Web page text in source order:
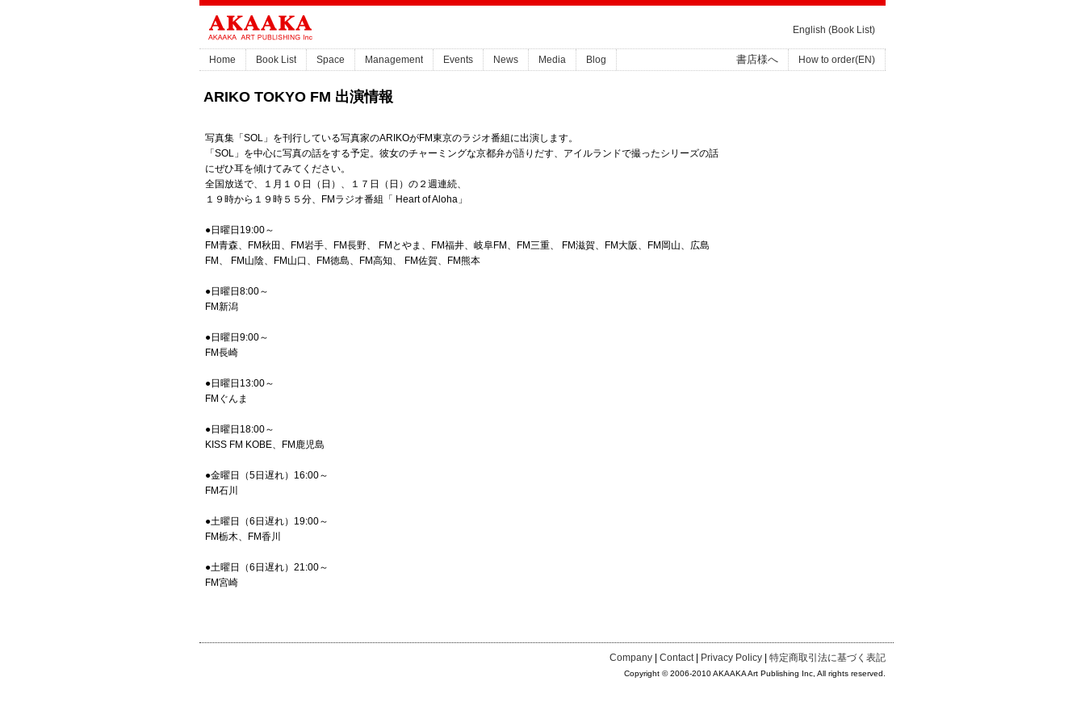
English (Book List)
Home Book List Space Management Events News Media Blog 書店様へ How to order(EN)
ARIKO TOKYO FM 出演情報
写真集「SOL」を刊行している写真家のARIKOがFM東京のラジオ番組に出演します。
「SOL」を中心に写真の話をする予定。彼女のチャーミングな京都弁が語りだす、アイルランドで撮ったシリーズの話
にぜひ耳を傾けてみてください。
全国放送で、１月１０日（日）、１７日（日）の２週連続、
１９時から１９時５５分、FMラジオ番組「 Heart of Aloha」
●日曜日19:00～
FM青森、FM秋田、FM岩手、FM長野、 FMとやま、FM福井、岐阜FM、FM三重、 FM滋賀、FM大阪、FM岡山、広島
FM、 FM山陰、FM山口、FM徳島、FM高知、 FM佐賀、FM熊本
●日曜日8:00～
FM新潟
●日曜日9:00～
FM長崎
●日曜日13:00～
FMぐんま
●日曜日18:00～
KISS FM KOBE、FM鹿児島
●金曜日（5日遅れ）16:00～
FM石川
●土曜日（6日遅れ）19:00～
FM栃木、FM香川
●土曜日（6日遅れ）21:00～
FM宮崎
Company Contact| Privacy Policy 特定商取引法に基づく表記
Copyright © 2006-2010 AKAAKA Art Publishing Inc, All rights reserved.